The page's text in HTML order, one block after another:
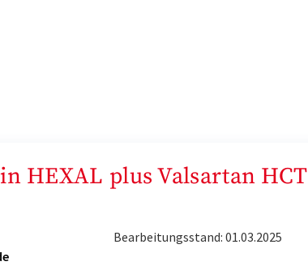
HEXAL plus Valsartan HCT
Bearbeitungsstand: 01.03.2025